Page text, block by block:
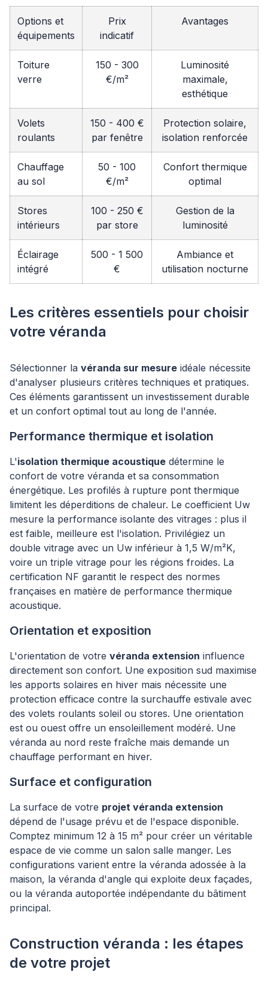
Options et
équipements
Prix
indicatif
Avantages
Toiture
verre
150 - 300
€/m²
Luminosité
maximale,
esthétique
Volets
roulants
150 - 400 €
par fenêtre
Protection solaire,
isolation renforcée
Chauffage
au sol
50 - 100
€/m²
Confort thermique
optimal
Stores
intérieurs
100 - 250 €
par store
Gestion de la
luminosité
Éclairage
intégré
500 - 1 500
€
Ambiance et
utilisation nocturne
Les critères essentiels pour choisir
votre véranda
Sélectionner la véranda sur mesure idéale nécessite
d'analyser plusieurs critères techniques et pratiques.
Ces éléments garantissent un investissement durable
et un confort optimal tout au long de l'année.
Performance thermique et isolation
L'isolation thermique acoustique détermine le
confort de votre véranda et sa consommation
énergétique. Les profilés à rupture pont thermique
limitent les déperditions de chaleur. Le coefficient Uw
mesure la performance isolante des vitrages : plus il
est faible, meilleure est l'isolation. Privilégiez un
double vitrage avec un Uw inférieur à 1,5 W/m²K,
voire un triple vitrage pour les régions froides. La
certification NF garantit le respect des normes
françaises en matière de performance thermique
acoustique.
Orientation et exposition
L'orientation de votre véranda extension influence
directement son confort. Une exposition sud maximise
les apports solaires en hiver mais nécessite une
protection efficace contre la surchauffe estivale avec
des volets roulants soleil ou stores. Une orientation
est ou ouest offre un ensoleillement modéré. Une
véranda au nord reste fraîche mais demande un
chauffage performant en hiver.
Surface et configuration
La surface de votre projet véranda extension
dépend de l'usage prévu et de l'espace disponible.
Comptez minimum 12 à 15 m² pour créer un véritable
espace de vie comme un salon salle manger. Les
configurations varient entre la véranda adossée à la
maison, la véranda d'angle qui exploite deux façades,
ou la véranda autoportée indépendante du bâtiment
principal.
Construction véranda : les étapes
de votre projet